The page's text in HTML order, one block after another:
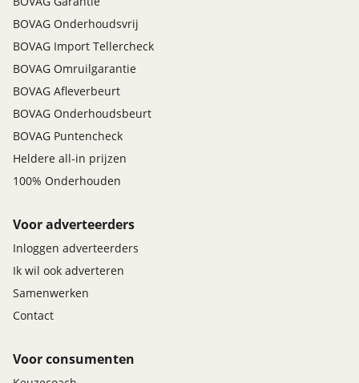
BOVAG Onderhoudsvrij
BOVAG Import Tellercheck
BOVAG Omruilgarantie
BOVAG Afleverbeurt
BOVAG Onderhoudsbeurt
BOVAG Puntencheck
Heldere all-in prijzen
100% Onderhouden
Voor adverteerders
Inloggen adverteerders
Ik wil ook adverteren
Samenwerken
Contact
Voor consumenten